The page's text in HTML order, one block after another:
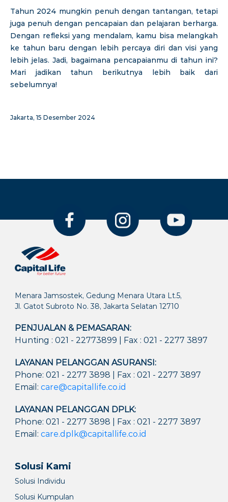
Tahun 2024 mungkin penuh dengan tantangan, tetapi
juga penuh dengan pencapaian dan pelajaran berharga.
Dengan refleksi yang mendalam, kamu bisa melangkah
ke tahun baru dengan lebih percaya diri dan visi yang
lebih jelas. Jadi, bagaimana pencapaianmu di tahun ini?
Mari jadikan tahun berikutnya lebih baik dari
sebelumnya!
Jakarta, 15 Desember 2024
Menara Jamsostek, Gedung Menara Utara Lt.5,
Jl. Gatot Subroto No. 38, Jakarta Selatan 12710
PENJUALAN & PEMASARAN:
Hunting : 021 - 22773899 | Fax : 021 - 2277 3897
LAYANAN PELANGGAN ASURANSI:
Phone: 021 - 2277 3898 | Fax : 021 - 2277 3897
Email:care@capitallife.co.id
LAYANAN PELANGGAN DPLK:
Phone: 021 - 2277 3898 | Fax : 021 - 2277 3897
Email:care.dplk@capitallife.co.id
Solusi Kami
Solusi Individu
Solusi Kumpulan